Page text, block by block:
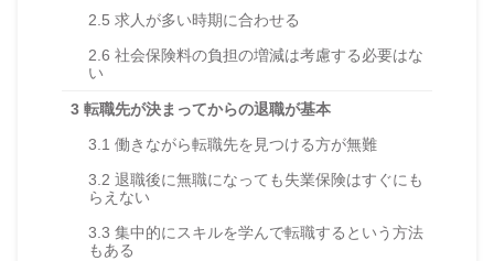
2.5 求人が多い時期に合わせる
2.6 社会保険料の負担の増減は考慮する必要はな
い
3 転職先が決まってからの退職が基本
3.1 働きながら転職先を見つける方が無難
3.2 退職後に無職になっても失業保険はすぐにも
らえない
3.3 集中的にスキルを学んで転職するという方法
もある